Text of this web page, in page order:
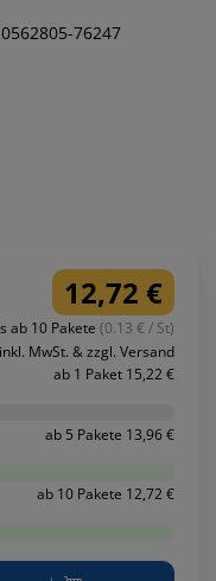
76247
12,72 €
ab 10 Pakete (0.13 € / St)
inkl. MwSt. & zzgl. Versand
ab 1 Paket 15,22 €
ab 5 Pakete 13,96 €
ab 10 Pakete 12,72 €